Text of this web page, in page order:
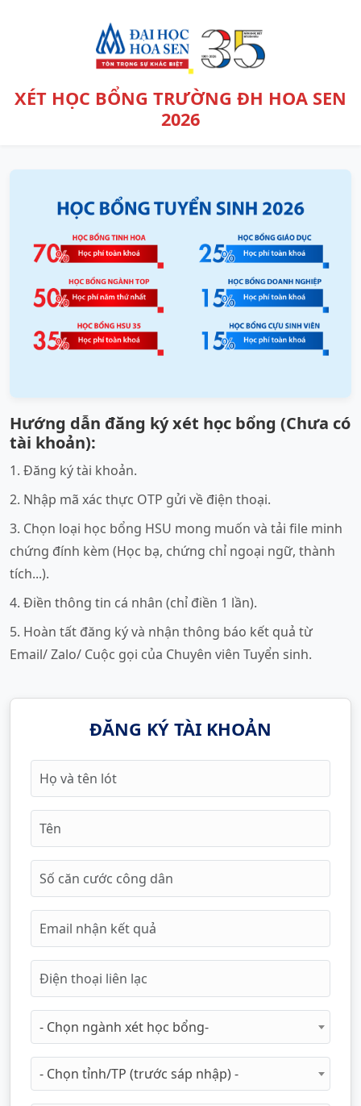
XÉT HỌC BỔNG TRƯỜNG ĐH HOA SEN
2026
Hướng dẫn đăng ký xét học bổng (Chưa có
tài khoản):
1. Đăng ký tài khoản.
2. Nhập mã xác thực OTP gửi về điện thoại.
3. Chọn loại học bổng HSU mong muốn và tải file minh
chứng đính kèm (Học bạ, chứng chỉ ngoại ngữ, thành
tích...).
4. Điền thông tin cá nhân (chỉ điền 1 lần).
5. Hoàn tất đăng ký và nhận thông báo kết quả từ
Email/ Zalo/ Cuộc gọi của Chuyên viên Tuyển sinh.
ĐĂNG KÝ TÀI KHOẢN
- Chọn ngành xét học bổng-
- Chọn tỉnh/TP (trước sáp nhập) -